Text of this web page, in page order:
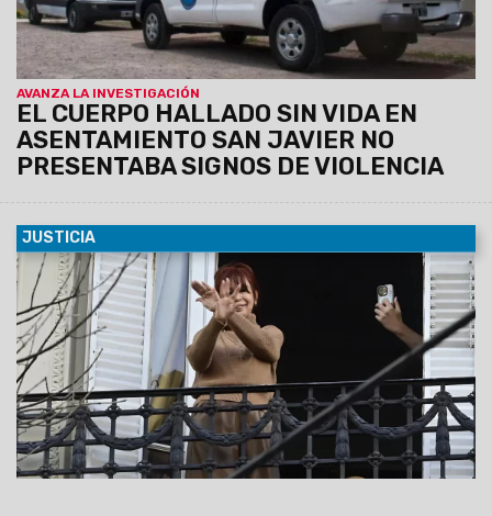
AVANZA LA INVESTIGACIÓN
EL CUERPO HALLADO SIN VIDA EN
ASENTAMIENTO SAN JAVIER NO
PRESENTABA SIGNOS DE VIOLENCIA
JUSTICIA
17/06/2025 El Tribunal Oral Federal N°2 le otorgó el
beneficio solicitado por la ex presidenta y, además, fue
notificada de manera virtual, por lo que no deberá
presentarse mañana en Comodoro Py.
La Justicia dispuso
la prisión domiciliaria para Cristina Kirchner: usará
tobillera electrónica y tendrá limitadas las visitas.